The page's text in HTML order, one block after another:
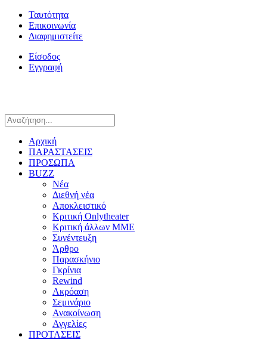
Ταυτότητα
Επικοινωνία
Διαφημιστείτε
Είσοδος
Εγγραφή
Αρχική
ΠΑΡΑΣΤΑΣΕΙΣ
ΠΡΟΣΩΠΑ
BUZZ
Νέα
Διεθνή νέα
Αποκλειστικό
Κριτική Onlytheater
Κριτική άλλων ΜΜΕ
Συνέντευξη
Άρθρο
Παρασκήνιο
Γκρίνια
Rewind
Ακρόαση
Σεμινάριο
Ανακοίνωση
Αγγελίες
ΠΡΟΤΑΣΕΙΣ